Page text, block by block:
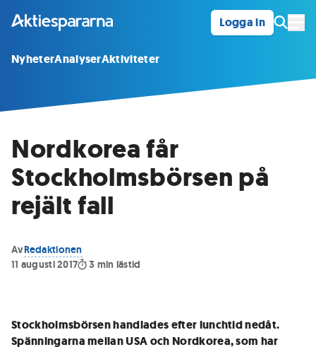
Logga in
NyheterAnalyserAktiviteter
Nordkorea får
Stockholmsbörsen på
rejält fall
AvRedaktionen
11 augusti 2017
3 min lästid
Stockholmsbörsen handlades efter lunchtid nedåt.
Spänningarna mellan USA och Nordkorea, som har